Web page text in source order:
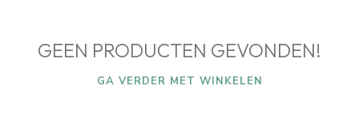
GEEN PRODUCTEN GEVONDEN!
GA VERDER MET WINKELEN